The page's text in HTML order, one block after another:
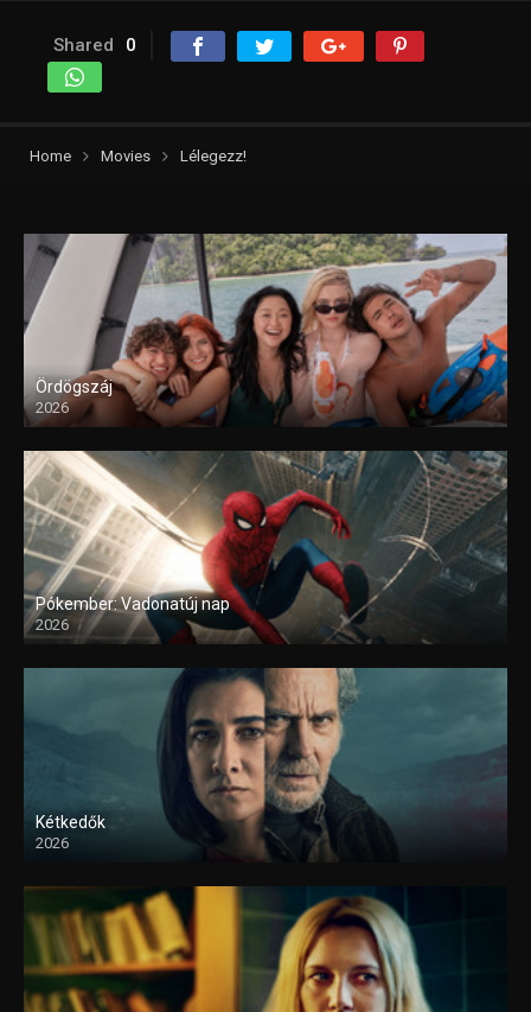
Shared 0
Home Movies Lélegezz!
Ördögszáj
2026
Pókember: Vadonatúj nap
2026
Kétkedők
2026